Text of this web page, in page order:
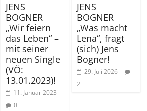
JENS
BOGNER
„Wir feiern
das Leben“ –
mit seiner
neuen Single
(VÖ:
13.01.2023)!
11. Januar 2023
0
JENS
BOGNER
„Was macht
Lena“, fragt
(sich) Jens
Bogner!
29. Juli 2026
2